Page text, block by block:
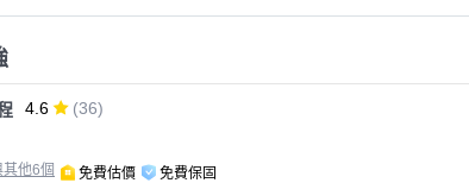
4.6 (36)
其他6個 免費估價 免費保固